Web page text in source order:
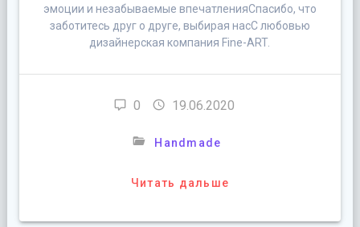
эмоции и незабываемые впечатленияСпасибо, что
заботитесь друг о друге, выбирая насС любовью
дизайнерская компания Fine-ART.
0 19.06.2020
Handmade
Читать дальше